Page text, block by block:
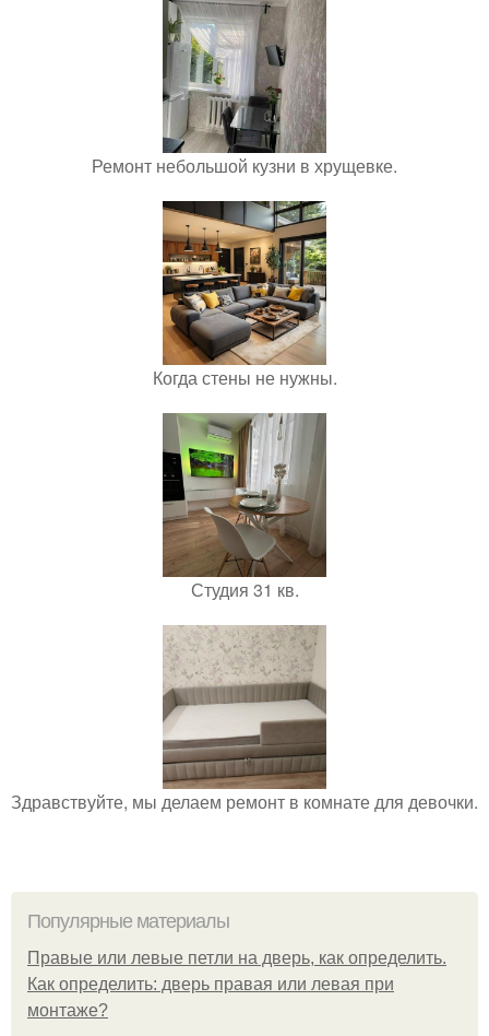
Ремонт небольшой кузни в хрущевке.
Когда стены не нужны.
Студия 31 кв.
Здравствуйте, мы делаем ремонт в комнате для девочки.
Популярные материалы
Правые или левые петли на дверь, как определить.
Как определить: дверь правая или левая при
монтаже?